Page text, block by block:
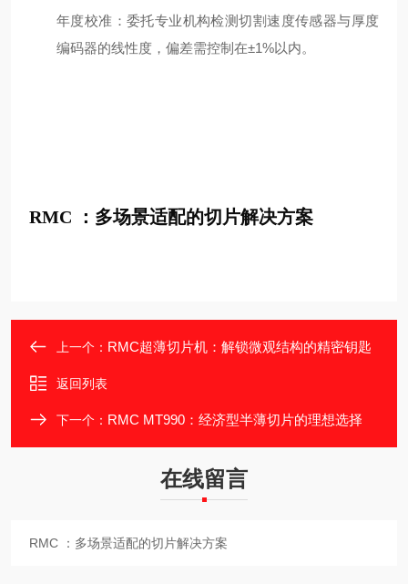
年度校准：委托专业机构检测切割速度传感器与厚度
编码器的线性度，偏差需控制在±1%以内。
RMC ：多场景适配的切片解决方案
上一个： RMC超薄切片机：解锁微观结构的精密钥匙
返回列表
下一个： RMC MT990：经济型半薄切片的理想选择
在线留言